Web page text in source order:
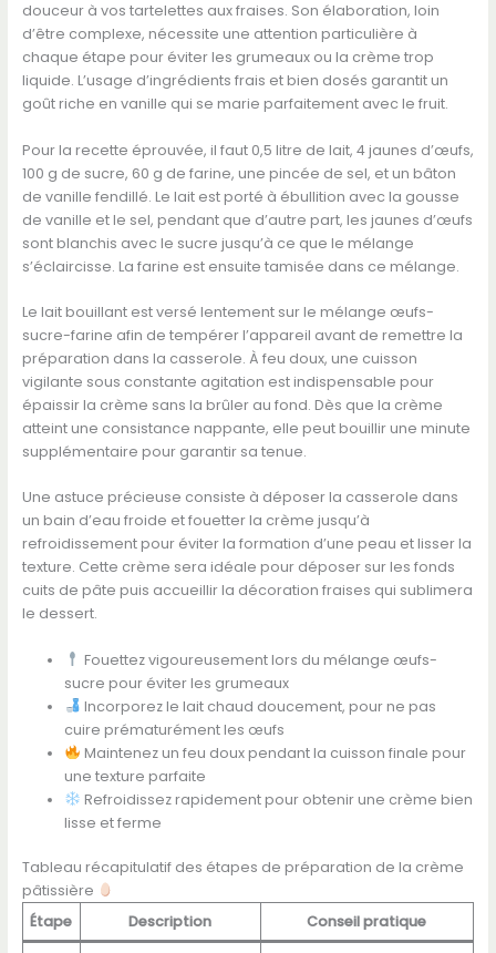
douceur à vos tartelettes aux fraises. Son élaboration, loin
d’être complexe, nécessite une attention particulière à
chaque étape pour éviter les grumeaux ou la crème trop
liquide. L’usage d’ingrédients frais et bien dosés garantit un
goût riche en vanille qui se marie parfaitement avec le fruit.
Pour la recette éprouvée, il faut 0,5 litre de lait, 4 jaunes d’œufs,
100 g de sucre, 60 g de farine, une pincée de sel, et un bâton
de vanille fendillé. Le lait est porté à ébullition avec la gousse
de vanille et le sel, pendant que d’autre part, les jaunes d’œufs
sont blanchis avec le sucre jusqu’à ce que le mélange
s’éclaircisse. La farine est ensuite tamisée dans ce mélange.
Le lait bouillant est versé lentement sur le mélange œufs-
sucre-farine afin de tempérer l’appareil avant de remettre la
préparation dans la casserole. À feu doux, une cuisson
vigilante sous constante agitation est indispensable pour
épaissir la crème sans la brûler au fond. Dès que la crème
atteint une consistance nappante, elle peut bouillir une minute
supplémentaire pour garantir sa tenue.
Une astuce précieuse consiste à déposer la casserole dans
un bain d’eau froide et fouetter la crème jusqu’à
refroidissement pour éviter la formation d’une peau et lisser la
texture. Cette crème sera idéale pour déposer sur les fonds
cuits de pâte puis accueillir la décoration fraises qui sublimera
le dessert.
Fouettez vigoureusement lors du mélange œufs-
sucre pour éviter les grumeaux
Incorporez le lait chaud doucement, pour ne pas
cuire prématurément les œufs
Maintenez un feu doux pendant la cuisson finale pour
une texture parfaite
Refroidissez rapidement pour obtenir une crème bien
lisse et ferme
Tableau récapitulatif des étapes de préparation de la crème
pâtissière
Étape
Description Conseil pratique